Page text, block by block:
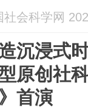
社会科学网
沉浸式
原创社
首演